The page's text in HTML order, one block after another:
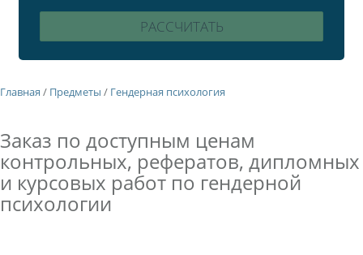
Главная / Предметы / Гендерная психология
Заказ по доступным ценам
контрольных, рефератов, дипломных
и курсовых работ по гендерной
психологии